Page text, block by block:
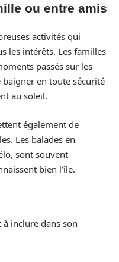
ou entre amis
activités qui
les intérêts. Les familles
passés sur les
baigner en toute sécurité
au soleil.
également de
Les balades en
sont souvent
bien l’île.
inclure dans son